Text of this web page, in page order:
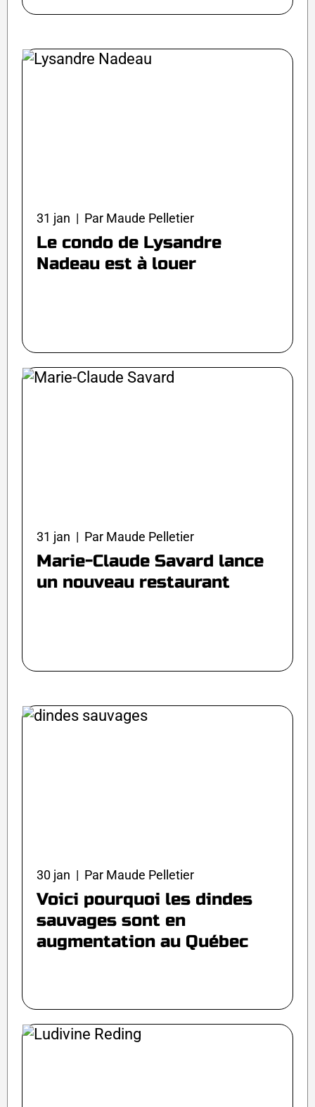
31 jan | Par Maude Pelletier
Le condo de Lysandre
Nadeau est à louer
31 jan | Par Maude Pelletier
Marie-Claude Savard lance
un nouveau restaurant
30 jan | Par Maude Pelletier
Voici pourquoi les dindes
sauvages sont en
augmentation au Québec